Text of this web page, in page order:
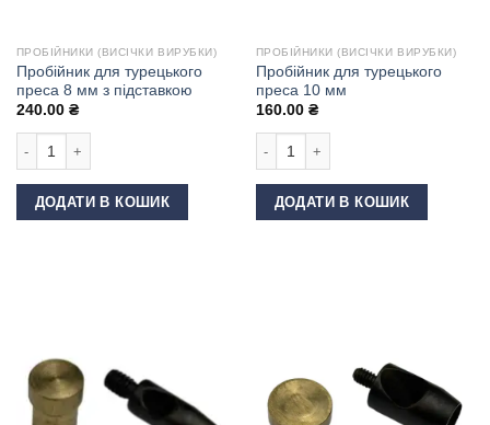
ПРОБІЙНИКИ (ВИСІЧКИ ВИРУБКИ)
Пробійник для турецького
преса 8 мм з підставкою
240.00 ₴
ДОДАТИ В КОШИК
ПРОБІЙНИКИ (ВИСІЧКИ ВИРУБКИ)
Пробійник для турецького
преса 10 мм
160.00 ₴
ДОДАТИ В КОШИК